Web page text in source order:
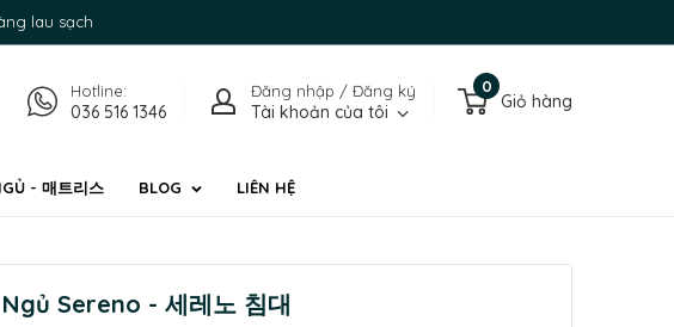
lau sạch
Hotline:
036 516 1346
Đăng nhập / Đăng ký
Tài khoản của tôi
0
Giỏ hàng
- 매트리스 BLOG LIÊN HỆ
Sereno - 세레노 침대